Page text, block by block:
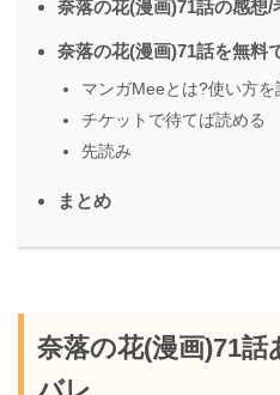
奈落の花(漫画)71話の感想/
奈落の花(漫画)71話を無料
マンガMeeとは?使い方を
チケットで待てば読める
先読み
まとめ
奈落の花(漫画)71話